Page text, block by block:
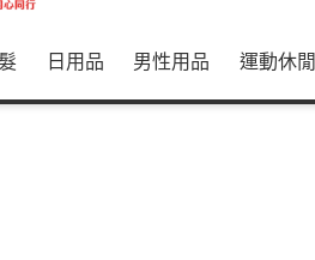
日用品 男性用品 運動休閒